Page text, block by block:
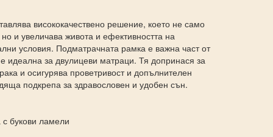
висококачествено решение, което не само
и увеличава живота и ефективността на
условия. Подматрачната рамка е важна част от
идеална за двулицеви матраци. Тя допринася за
и осигурява проветривост и допълнителен
подкрепа за здравословен и удобен сън.
букови ламели